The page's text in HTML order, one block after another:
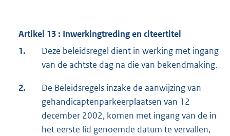
Artikel 13 : Inwerkingtreding en citeertitel
1.
Deze beleidsregel dient in werking met ingang
van de achtste dag na die van bekendmaking.
2.
De Beleidsregels inzake de aanwijzing van
gehandicaptenparkeerplaatsen van 12
december 2002, komen met ingang van de in
het eerste lid genoemde datum te vervallen,